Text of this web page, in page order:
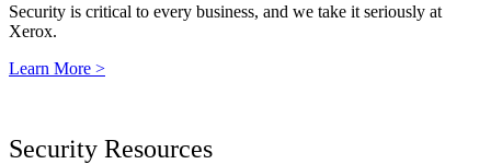
Security is critical to every business, and we take it seriously at
Xerox.
Learn More >
Security Resources